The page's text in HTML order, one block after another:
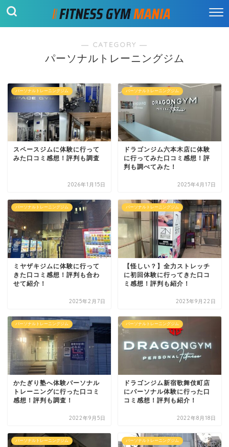
― CATEGORY ―
パーソナルトレーニングジム
パーソナルトレーニングジム
スペースジムに体験に行って
みた口コミ感想！評判も調査
2026年1月15日
パーソナルトレーニングジム
ドラゴンジム六本木店に体験
に行ってみた口コミ感想！評
判も調べてみた！
2025年4月17日
パーソナルトレーニングジム
ミヤザキジムに体験に行って
きた口コミ感想！評判も合わ
せて紹介！
2025年2月7日
パーソナルトレーニングジム
【怪しい？】全力ストレッチ
に初回体験に行ってきた口コ
ミ感想！評判も紹介！
2023年9月22日
パーソナルトレーニングジム
かたぎり塾へ体験パーソナル
トレーニングに行った口コミ
感想！評判も調査！
2022年9月5日
パーソナルトレーニングジム
ドラゴンジム新宿歌舞伎町店
にパーソナル体験に行った口
コミ感想！評判も紹介！
2022年8月18日
パーソナルトレーニングジム パーソナルトレーニングジム